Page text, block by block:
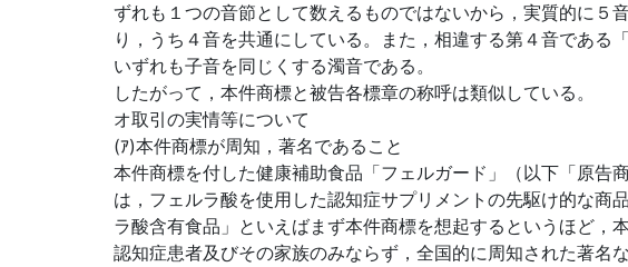
ずれも１つの音節として数えるものではないから，実質的に５
り，うち４音を共通にしている。また，相違する第４音である
いずれも子音を同じくする濁音である。
したがって，本件商標と被告各標章の称呼は類似している。
オ取引の実情等について
(ｱ)本件商標が周知，著名であること
本件商標を付した健康補助食品「フェルガード」（以下「原告商
は，フェルラ酸を使用した認知症サプリメントの先駆け的な商
ラ酸含有食品」といえばまず本件商標を想起するというほど，
認知症患者及びその家族のみならず，全国的に周知された著名